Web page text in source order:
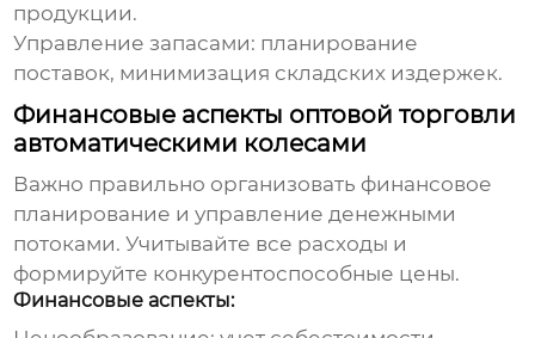
продукции.
Управление запасами: планирование
поставок, минимизация складских издержек.
Финансовые аспекты оптовой торговли
автоматическими колесами
Важно правильно организовать финансовое
планирование и управление денежными
потоками. Учитывайте все расходы и
формируйте конкурентоспособные цены.
Финансовые аспекты: